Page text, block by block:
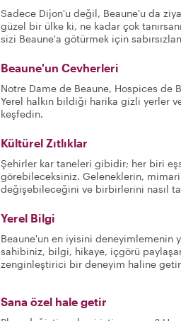
Sadece Dijon'u değil, Beaune'u da
güzel bir ülke ki, ne kadar çok
sizi Beaune'a götürmek için
Beaune'un Cevherleri
Notre Dame de Beaune, Hospices de
Yerel halkın bildiği harika gizli yerler
keşfedin.
Kültürel Zıtlıklar
Şehirler kar taneleri gibidir; her biri
görebileceksiniz. Geleneklerin,
değişebileceğini ve birbirlerini nasıl
Yerel Bilgi
Beaune'un en iyisini deneyimlemenin
sahibiniz, bilgi, hikaye, içgörü
zenginleştirici bir deneyim haline
Sana özel hale getir